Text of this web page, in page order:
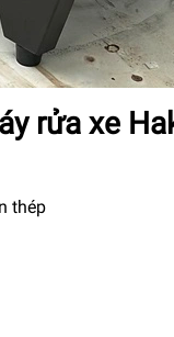
rửa xe
thép